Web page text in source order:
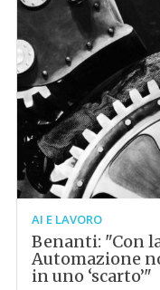
AI E LAVORO
Benanti: "Con
Automazione
in uno ‘scarto’"